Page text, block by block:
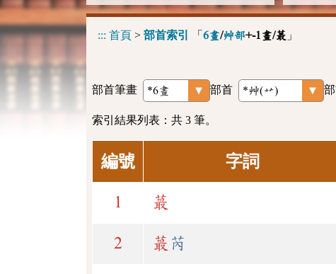
::: 首頁 > 部首索引 「 6畫/艸部+-1畫/蕞 」
部首筆畫 部首
索引結果列表：共 3 筆。
編號 字詞
1 蕞
2 蕞 芮